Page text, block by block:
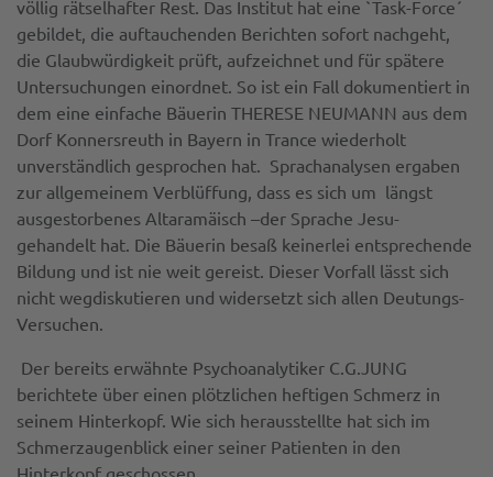
völlig rätselhafter Rest. Das Institut hat eine `Task-Force´
gebildet, die auftauchenden Berichten sofort nachgeht,
die Glaubwürdigkeit prüft, aufzeichnet und für spätere
Untersuchungen einordnet. So ist ein Fall dokumentiert in
dem eine einfache Bäuerin THERESE NEUMANN aus dem
Dorf Konnersreuth in Bayern in Trance wiederholt
unverständlich gesprochen hat. Sprachanalysen ergaben
zur allgemeinem Verblüffung, dass es sich um längst
ausgestorbenes Altaramäisch –der Sprache Jesu-
gehandelt hat. Die Bäuerin besaß keinerlei entsprechende
Bildung und ist nie weit gereist. Dieser Vorfall lässt sich
nicht wegdiskutieren und widersetzt sich allen Deutungs-
Versuchen.
Der bereits erwähnte Psychoanalytiker C.G.JUNG
berichtete über einen plötzlichen heftigen Schmerz in
seinem Hinterkopf. Wie sich herausstellte hat sich im
Schmerzaugenblick einer seiner Patienten in den
Hinterkopf geschossen.